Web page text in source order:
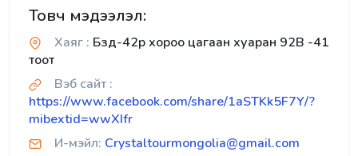
Товч мэдээлэл:
Хаяг : Бзд-42р хороо цагаан хуаран 92В -41
тоот
Вэб сайт :
https://www.facebook.com/share/1aSTKk5F7Y/?
mibextid=wwXIfr
И-мэйл: Crystaltourmongolia@gmail.com